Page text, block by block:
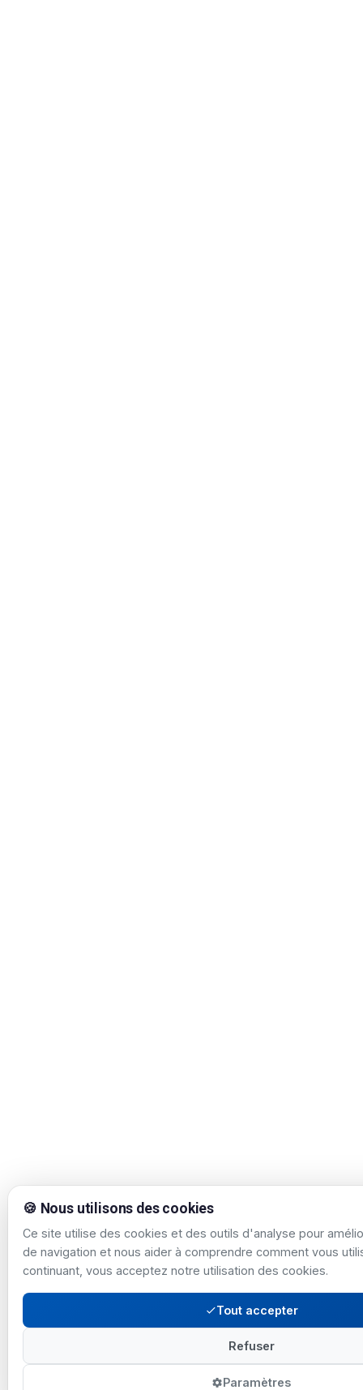
🍪 Nous utilisons des cookies
Ce site utilise des cookies et des outils d'analyse pour
de navigation et nous aider à comprendre comment vous
continuant, vous acceptez notre utilisation des cookies.
Tout accepter
Refuser
Paramètres